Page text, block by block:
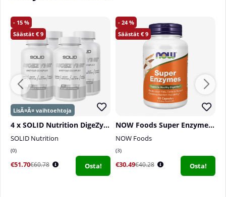
15
9
4 x SOLID Nutrition DigeZyme, 90 caps
SOLID Nutrition
0
€51.70€60.78 Osta!
24
9
NOW Foods Super Enzymes, 90 caps
NOW Foods
3
€30.49€40.28 Osta!